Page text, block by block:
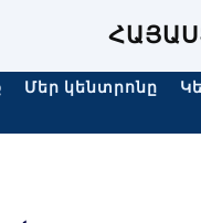
Մեր կենտրոնը